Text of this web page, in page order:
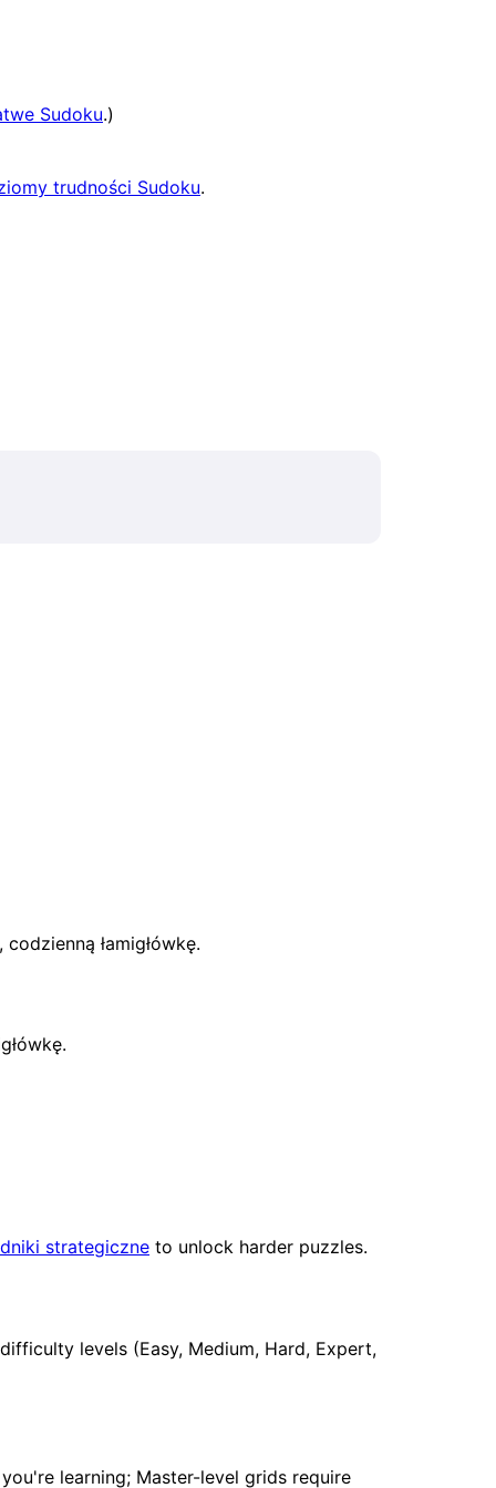
Sudoku.)
trudności Sudoku.
łamigłówkę.
strategiczne to unlock harder puzzles.
levels (Easy, Medium, Hard, Expert,
learning; Master-level grids require